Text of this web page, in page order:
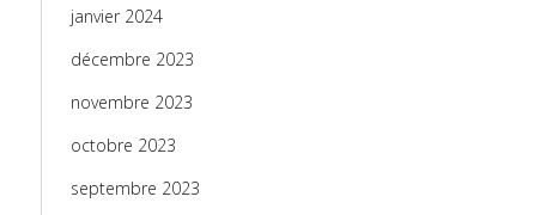
janvier 2024
décembre 2023
novembre 2023
octobre 2023
septembre 2023